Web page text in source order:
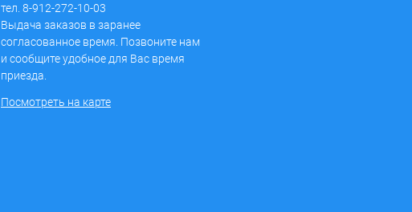
тел. 8-912-272-10-03
Выдача заказов в заранее
согласованное время. Позвоните нам
и сообщите удобное для Вас время
приезда.
Посмотреть на карте